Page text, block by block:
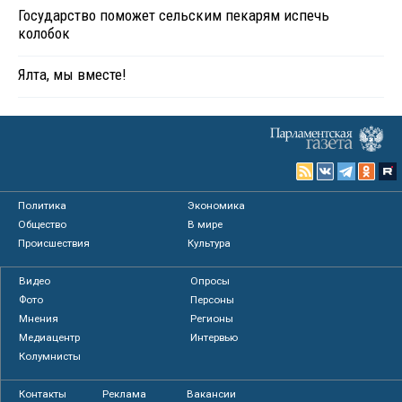
Государство поможет сельским пекарям испечь
колобок
Ялта, мы вместе!
Политика
Экономика
Общество
В мире
Происшествия
Культура
Видео
Опросы
Фото
Персоны
Мнения
Регионы
Медиацентр
Интервью
Колумнисты
Контакты Реклама Вакансии